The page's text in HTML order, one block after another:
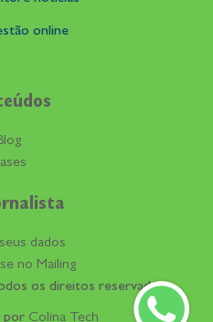
online
dados
no Mailing
os direitos reservados.
por Colina Tech